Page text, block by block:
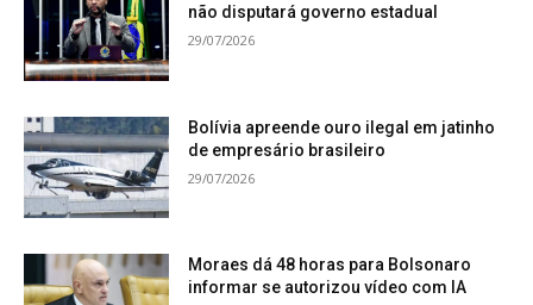
não disputará governo estadual
29/07/2026
Bolívia apreende ouro ilegal em jatinho
de empresário brasileiro
29/07/2026
Moraes dá 48 horas para Bolsonaro
informar se autorizou vídeo com IA